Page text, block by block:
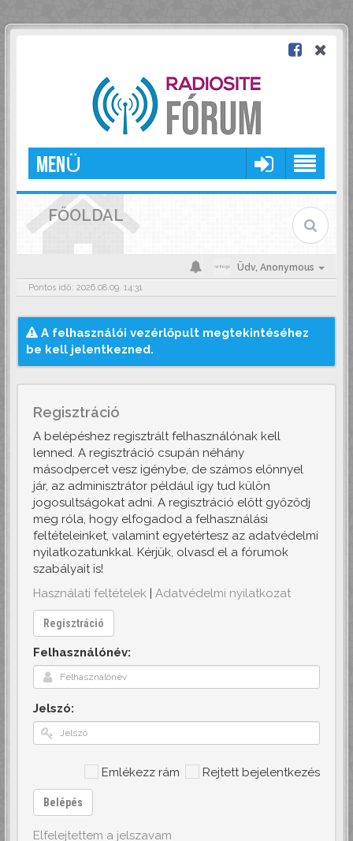
MENÜ
FŐOLDAL
Üdv, Anonymous
Pontos idő: 2026.08.09. 14:31
A felhasználói vezérlőpult megtekintéséhez
be kell jelentkezned.
Regisztráció
A belépéshez regisztrált felhasználónak kell
lenned. A regisztráció csupán néhány
másodpercet vesz igénybe, de számos előnnyel
jár, az adminisztrátor például így tud külön
jogosultságokat adni. A regisztráció előtt győződj
meg róla, hogy elfogadod a felhasználási
feltételeinket, valamint egyetértesz az adatvédelmi
nyilatkozatunkkal. Kérjük, olvasd el a fórumok
szabályait is!
Használati feltételek | Adatvédelmi nyilatkozat
Regisztráció
Felhasználónév:
Jelszó:
Emlékezz rám Rejtett bejelentkezés
Belépés
Elfelejtettem a jelszavam